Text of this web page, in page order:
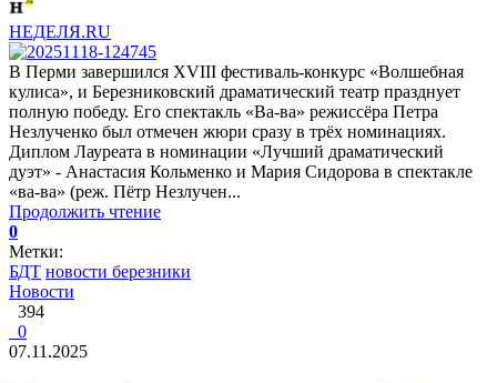
НЕДЕЛЯ.RU
В Перми завершился XVIII фестиваль-конкурс «Волшебная
кулиса», и Березниковский драматический театр празднует
полную победу. Его спектакль «Ва-ва» режиссёра Петра
Незлученко был отмечен жюри сразу в трёх номинациях.
Диплом Лауреата в номинации «Лучший драматический
дуэт» - Анастасия Кольменко и Мария Сидорова в спектакле
«ва-ва» (реж. Пётр Незлучен...
Продолжить чтение
0
Метки:
БДТ новости березники
Новости
394
0
07.11.2025